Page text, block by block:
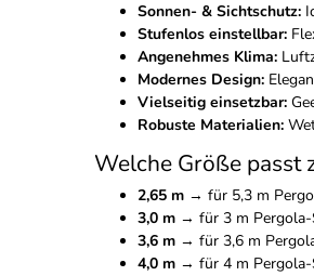
Sonnen- & Sichtschutz:
Stufenlos einstellbar:
Angenehmes Klima:
Modernes Design:
Vielseitig einsetzbar:
Robuste Materialien:
Welche Größe passt
2,65 m → für 5,3 m
3,0 m → für 3 m Pergola-
3,6 m → für 3,6 m
4,0 m → für 4 m Pergola-